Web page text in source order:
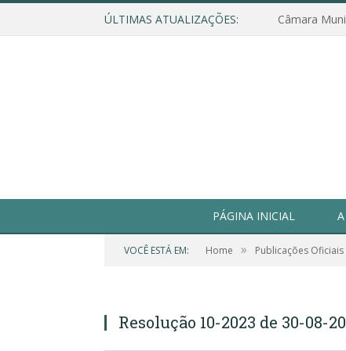
ÚLTIMAS ATUALIZAÇÕES:
PÁGINA INICIAL
VOCÊ ESTÁ EM: Home » Publicações Oficiais
Resolução 10-2023 de 30-08-